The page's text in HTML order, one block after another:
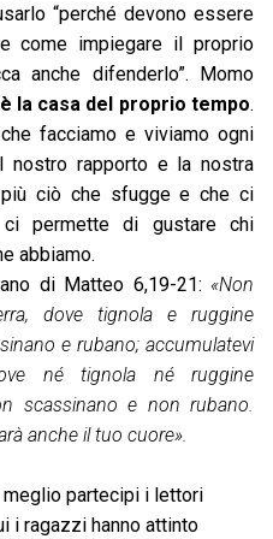
“perché devono essere
come impiegare il proprio
anche difenderlo”. Momo
la casa del proprio tempo.
facciamo e viviamo ogni
nostro rapporto e la nostra
ciò che sfugge e che ci
permette di gustare chi
abbiamo.
di Matteo 6,19-21: «Non
dove tignola e ruggine
e rubano; accumulatevi
né tignola né ruggine
scassinano e non rubano.
anche il tuo cuore».
partecipi i lettori
i ragazzi hanno attinto